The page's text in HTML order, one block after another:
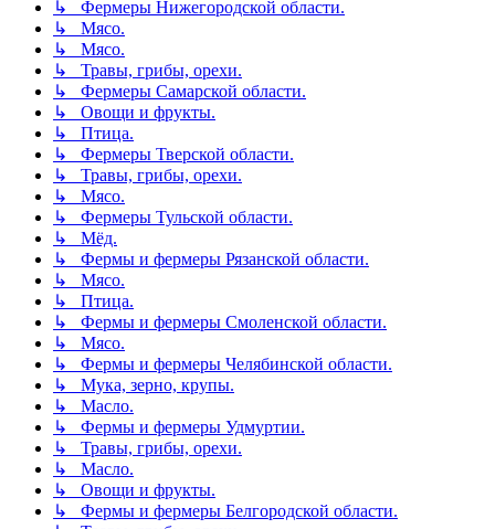
↳ Фермеры Нижегородской области.
↳ Мясо.
↳ Мясо.
↳ Травы, грибы, орехи.
↳ Фермеры Самарской области.
↳ Овощи и фрукты.
↳ Птица.
↳ Фермеры Тверской области.
↳ Травы, грибы, орехи.
↳ Мясо.
↳ Фермеры Тульской области.
↳ Мёд.
↳ Фермы и фермеры Рязанской области.
↳ Мясо.
↳ Птица.
↳ Фермы и фермеры Смоленской области.
↳ Мясо.
↳ Фермы и фермеры Челябинской области.
↳ Мука, зерно, крупы.
↳ Масло.
↳ Фермы и фермеры Удмуртии.
↳ Травы, грибы, орехи.
↳ Масло.
↳ Овощи и фрукты.
↳ Фермы и фермеры Белгородской области.